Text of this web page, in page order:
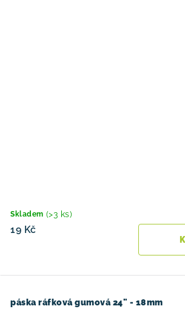
Skladem (>3 ks)
19 Kč
páska ráfková gumová 24" - 18mm